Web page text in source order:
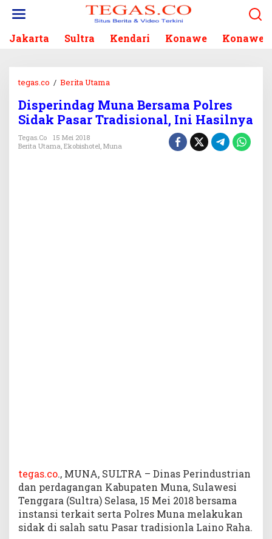
Jakarta Sultra Kendari Konawe Konawe
tegas.co / Berita Utama
s
p
r
k
P
a
s
a
r
Disperindag Muna Bersama Polres
Sidak Pasar Tradisional, Ini Hasilnya
Tegas.co
15 Mei 2018
Berita Utama, Ekobishotel, Muna
tegas.co., MUNA, SULTRA – Dinas Perindustrian
dan perdagangan Kabupaten Muna, Sulawesi
Tenggara (Sultra) Selasa, 15 Mei 2018 bersama
instansi terkait serta Polres Muna melakukan
sidak di salah satu Pasar tradisionla Laino Raha.